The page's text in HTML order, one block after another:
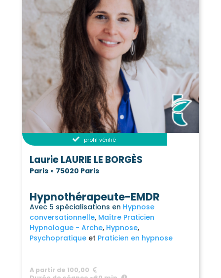
profil vérifié
Laurie LAURIE LE BORGÈS
Paris» 75020 Paris
Hypnothérapeute-EMDR
Avec 5 spécialisations en Hypnose
conversationnelle Maître Praticien
Hypnologue - Arche Hypnose
Psychopratique
Praticien en hypnose
A partir de 100,00